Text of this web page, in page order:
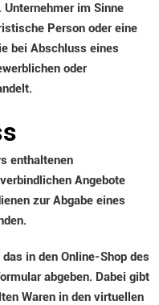
im Sinne
Person oder eine
bei Abschluss eines
oder
enthaltenen
Angebote
zur Abgabe eines
in den Online-Shop des
abgeben. Dabei gibt
Waren in den virtuellen